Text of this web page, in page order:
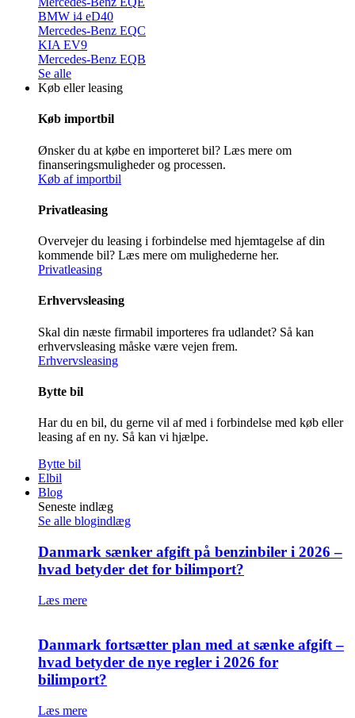
BMW i4 eD40
Mercedes-Benz EQC
KIA EV9
Mercedes-Benz EQB
Se alle
Køb eller leasing
Køb importbil
Ønsker du at købe en importeret bil? Læs mere om
finanseringsmuligheder og processen.
Køb af importbil
Privatleasing
Overvejer du leasing i forbindelse med hjemtagelse af din
kommende bil? Læs mere om mulighederne her.
Privatleasing
Erhvervsleasing
Skal din næste firmabil importeres fra udlandet? Så kan
erhvervsleasing måske være vejen frem.
Erhvervsleasing
Bytte bil
Har du en bil, du gerne vil af med i forbindelse med køb eller
leasing af en ny. Så kan vi hjælpe.
Bytte bil
Elbil
Blog
Seneste indlæg
Se alle blogindlæg
Danmark sænker afgift på benzinbiler i 2026 –
hvad betyder det for bilimport?
Læs mere
Danmark fortsætter plan med at sænke afgift –
hvad betyder de nye regler i 2026 for
bilimport?
Læs mere